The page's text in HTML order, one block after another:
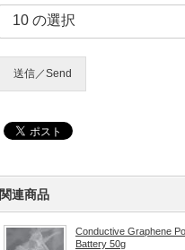
送信／Send
関連商品
Conductive Graphene
Battery 50g